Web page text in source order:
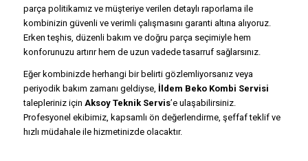
parça politikamız ve müşteriye verilen detaylı raporlama ile
kombinizin güvenli ve verimli çalışmasını garanti altına alıyoruz.
Erken teşhis, düzenli bakım ve doğru parça seçimiyle hem
konforunuzu artırır hem de uzun vadede tasarruf sağlarsınız.
Eğer kombinizde herhangi bir belirti gözlemliyorsanız veya
periyodik bakım zamanı geldiyse, İldem Beko Kombi Servisi
talepleriniz için Aksoy Teknik Servis’e ulaşabilirsiniz.
Profesyonel ekibimiz, kapsamlı ön değerlendirme, şeffaf teklif ve
hızlı müdahale ile hizmetinizde olacaktır.